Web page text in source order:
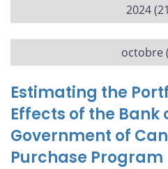
2024
octobre
Estimating the
Effects of the Bank
Government of
Purchase Program